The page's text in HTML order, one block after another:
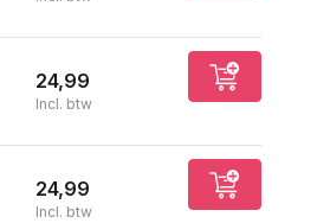
24,99
Incl. btw
24,99
Incl. btw